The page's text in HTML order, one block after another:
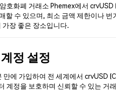
호화폐 거래소 Phemex에서
할 수 있으며, 최소 금액 제한이나
장 좋은 장소입니다.
정 설정
만에 가입하여 전 세계에서 crvUSD
계정을 보호하며 신뢰할 수 있는 거